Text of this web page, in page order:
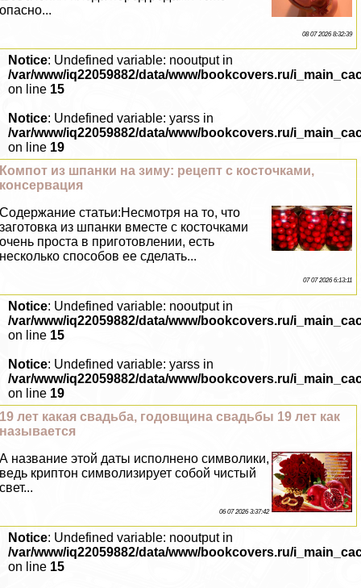
опасно...
08 07 2026 8:32:39
Notice: Undefined variable: nooutput in
/var/www/iq22059882/data/www/bookcovers.ru/
on line 15
Notice: Undefined variable: yarss in
/var/www/iq22059882/data/www/bookcovers.ru/
on line 19
Компот из шпанки на зиму: рецепт с косточками,
консервация
Содержание статьи:Несмотря на то, что
заготовка из шпанки вместе с косточками
очень проста в приготовлении, есть
несколько способов ее сделать...
07 07 2026 6:13:11
Notice: Undefined variable: nooutput in
/var/www/iq22059882/data/www/bookcovers.ru/
on line 15
Notice: Undefined variable: yarss in
/var/www/iq22059882/data/www/bookcovers.ru/
on line 19
19 лет какая свадьба, годовщина свадьбы 19 лет как
называется
А название этой даты исполнено символики,
ведь криптон символизирует собой чистый
свет...
06 07 2026 3:37:42
Notice: Undefined variable: nooutput in
/var/www/iq22059882/data/www/bookcovers.ru/
on line 15